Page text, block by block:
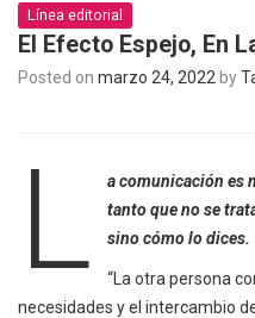
Línea editorial
El Efecto Espejo, En
Posted on marzo 24, 2022 by
L
a comunicación es
tanto que no se
sino cómo lo dices.
“La otra persona
necesidades y el intercambio